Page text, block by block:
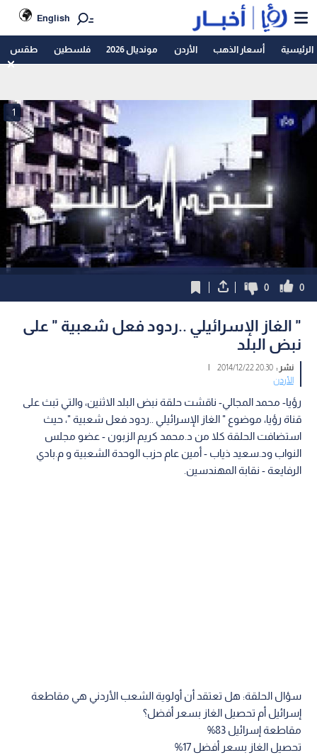
English
الرئيسية أسعار الذهب الأردن مونديال 2026 فلسطين طقس
1
0
0
" الغاز الإسرائيلي ..ردود فعل شعبية " على
نبض البلد
نشر :20:30 2014/12/22
|
الأردن
رؤيا- محمد المجالي- ناقشت حلقة نبض البلد الاثنين، والتي تبث على
قناة رؤيا، موضوع " الغاز الإسرائيلي ..ردود فعل شعبية "، حيث
استضافت الحلقة كلا من د.محمد كريم الزبون - عضو مجلس
النواب ود.سعيد ذياب - أمين عام حزب الوحدة الشعبية و م.بادي
الرفايعة - نقابة المهندسين.
سؤال الحلقة: هل تعتقد أن أولوية الشعب الأردني هي مقاطعة
إسرائيل أم تحصيل الغاز بسعر أفضل؟
مقاطعة إسرائيل 83%
تحصيل الغاز بسعر أفضل 17%